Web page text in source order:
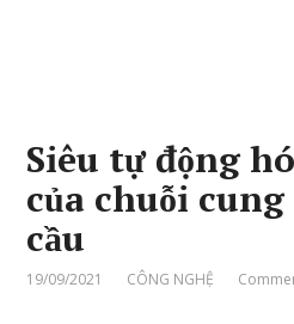
Siêu tự động
của chuỗi
cầu
19/09/2021 CÔNG NGHỆ